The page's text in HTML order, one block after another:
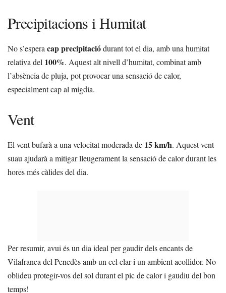
Precipitacions i Humitat
No s’esperacap precipitaciódurant tot el dia, amb una humitat
relativa del 100%. Aquest alt nivell d’humitat, combinat amb
l’absència de pluja, pot provocar una sensació de calor,
especialment cap al migdia.
Vent
El vent bufarà a una velocitat moderada de 15 km/h. Aquest vent
suau ajudarà a mitigar lleugerament la sensació de calor durant les
hores més càlides del dia.
Per resumir, avui és un dia ideal per gaudir dels encants de
Vilafranca del Penedès amb un cel clar i un ambient acollidor. No
oblideu protegir-vos del sol durant el pic de calor i gaudiu del bon
temps!